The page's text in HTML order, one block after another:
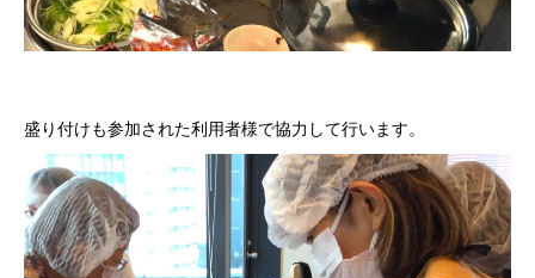
盛り付けも参加された利用者様で協力して行います。